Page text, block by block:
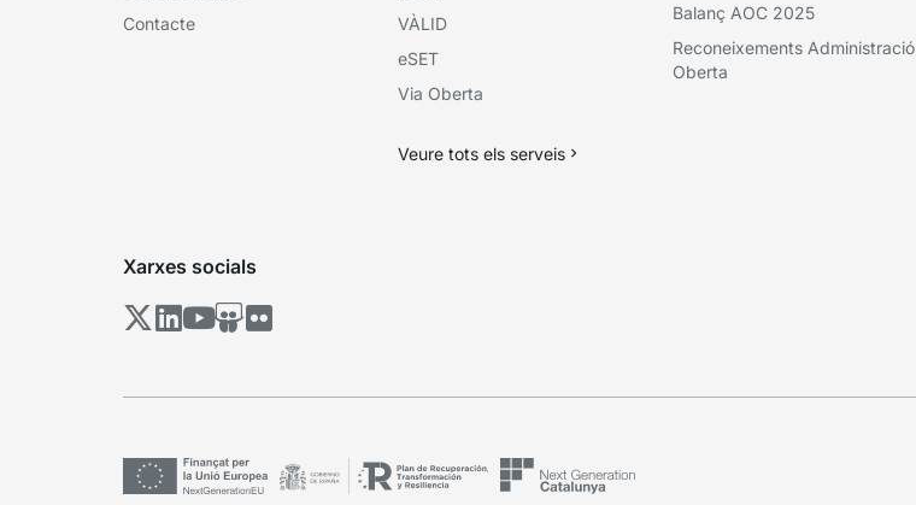
Contacte
VÀLID
eSET
Via Oberta
Veure tots els serveis
Balanç AOC 2025
Reconeixements Administració
Oberta
Xarxes socials